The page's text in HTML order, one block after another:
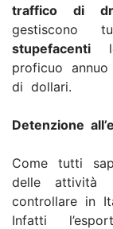
traffico di
gestiscono
stupefacenti
proficuo
di dollari.
Detenzione
Come tutti
delle
controllare in
Infatti